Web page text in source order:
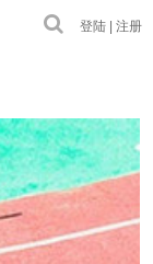
登陆 | 注册